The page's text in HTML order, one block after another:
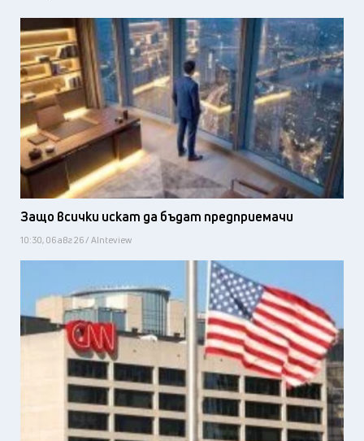
Защо всички искат да бъдат предприемачи
10:30, 06 авг 26 / AInteview